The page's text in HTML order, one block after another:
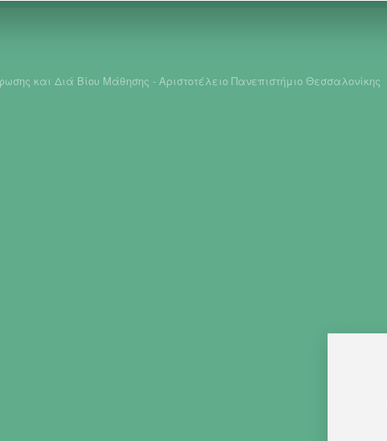
και Διά Βίου Μάθησης - Αριστοτέλειο Πανεπιστήμιο Θεσσαλονίκης